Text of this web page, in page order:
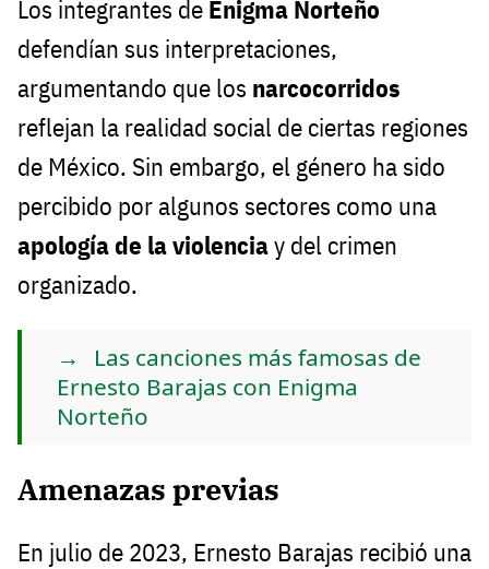
Los integrantes de Enigma Norteño
defendían sus interpretaciones,
argumentando que los narcocorridos
reflejan la realidad social de ciertas regiones
de México. Sin embargo, el género ha sido
percibido por algunos sectores como una
apología de la violenciay del crimen
organizado.
Las canciones más famosas de
Ernesto Barajas con Enigma
Norteño
Amenazas previas
En julio de 2023, Ernesto Barajas recibió una